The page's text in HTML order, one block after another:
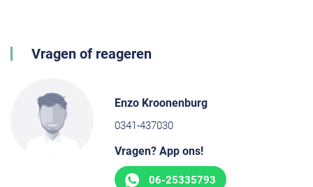
Vragen of reageren
Enzo Kroonenburg
0341-437030
Vragen? App ons!
06-25335793